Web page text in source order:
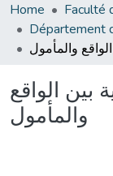
Home
بين الواقع
والمأمول